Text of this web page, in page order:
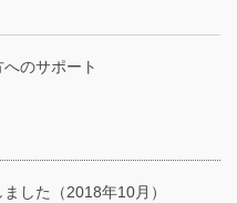
のサポート
した（2018年10月）